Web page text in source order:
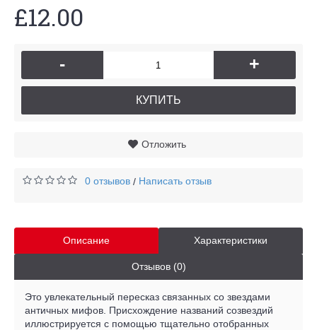
£12.00
- +
КУПИТЬ
Отложить
0 отзывов / Написать отзыв
Описание Характеристики
Отзывов (0)
Это увлекательный пересказ связанных со звездами
античных мифов. Присхождение названий созвездий
иллюстрируется с помощью тщательно отобранных